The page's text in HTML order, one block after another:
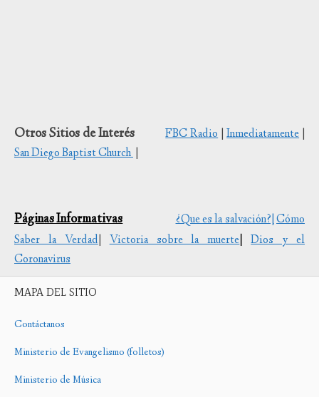
Otros Sitios de Interés FBC Radio|Inmediatamente
San Diego Baptist Church
Páginas Informativas ¿Que es la salvación?|Cómo
Saber la Verdad|Victoria sobre la muerte|
Dios y el
Coronavirus
MAPA DEL SITIO
Contáctanos
Ministerio de Evangelismo (folletos)
Ministerio de Música